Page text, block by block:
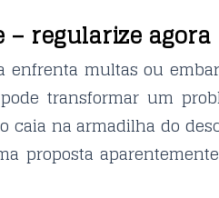
– regularize
enfrenta multas ou
transformar um
caia na armadilha do
proposta